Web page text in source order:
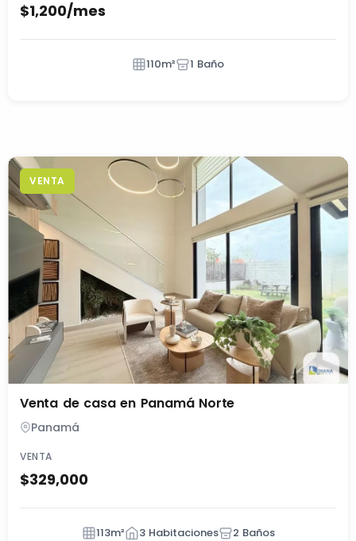
$1,200/mes
110m² 1 Baño
VENTA
Venta de casa en Panamá Norte
Panamá
VENTA
$329,000
113m² 3 Habitaciones 2 Baños